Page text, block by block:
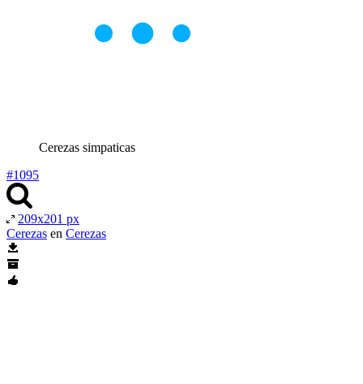
Cerezas simpaticas
#1095
209x201 px
Cerezas en Cerezas